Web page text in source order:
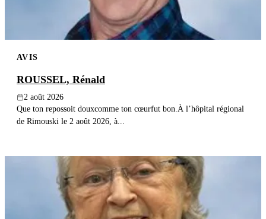
AVIS
ROUSSEL, Rénald
2 août 2026
Que ton repossoit douxcomme ton cœurfut bon.À l’hôpital régional
de Rimouski le 2 août 2026, à...